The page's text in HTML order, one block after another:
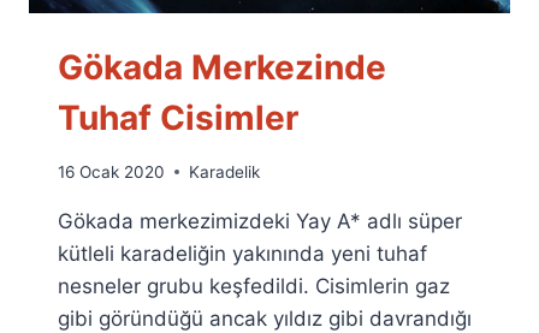
Gökada Merkezinde
Tuhaf Cisimler
By
Fuat
Özyar
16 Ocak 2020 Karadelik
Gökada merkezimizdeki Yay A* adlı süper
kütleli karadeliğin yakınında yeni tuhaf
nesneler grubu keşfedildi. Cisimlerin gaz
gibi göründüğü ancak yıldız gibi davrandığı